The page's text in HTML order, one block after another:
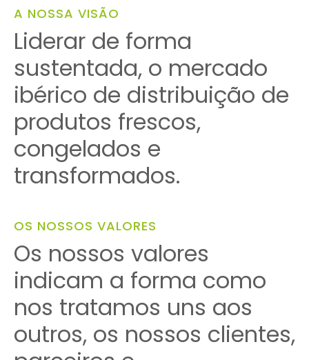
A NOSSA VISÃO
Liderar de forma
sustentada, o mercado
ibérico de distribuição de
produtos frescos,
congelados e
transformados.
OS NOSSOS VALORES
Os nossos valores
indicam a forma como
nos tratamos uns aos
outros, os nossos clientes,